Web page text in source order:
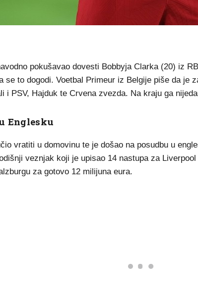
pokušavao dovesti Bobbyja Clarka (20) iz
se to dogodi. Voetbal Primeur iz Belgije piše da je
i PSV, Hajduk te Crvena zvezda. Na kraju ga
Englesku
vratiti u domovinu te je došao na posudbu u
veznjak koji je upisao 14 nastupa za
za gotovo 12 milijuna eura.